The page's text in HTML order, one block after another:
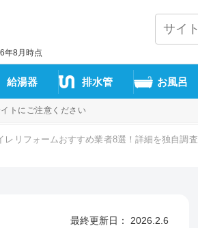
年8月時点
給湯器 排水管 お風呂
トにご注意ください
レリフォームおすすめ業者8選！詳細を独自調査
最終更新日： 2026.2.6